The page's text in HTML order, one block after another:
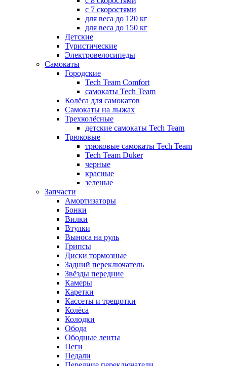
с 7 скоростями
для веса до 120 кг
для веса до 150 кг
Детские
Туристические
Электровелосипеды
Самокаты
Городские
Tech Team Comfort
самокаты Tech Team
Колёса для самокатов
Самокаты на лыжах
Трехколёсные
детские самокаты Tech Team
Трюковые
трюковые самокаты Tech Team
Tech Team Duker
черные
красные
зеленые
Запчасти
Амортизаторы
Бонки
Вилки
Втулки
Выноса на руль
Грипсы
Диски тормозные
Задний переключатель
Звёзды передние
Камеры
Каретки
Кассеты и трещотки
Колёса
Колодки
Обода
Ободные ленты
Пеги
Педали